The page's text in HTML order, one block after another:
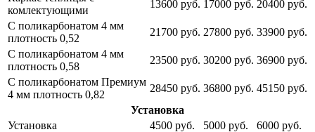
комлектующими
13600 руб. 17000 руб. 20400 руб.
C поликарбонатом 4 мм
плотность 0,52
21700 руб. 27800 руб. 33900 руб.
C поликарбонатом 4 мм
плотность 0,58
23500 руб. 30200 руб. 36900 руб.
C поликарбонатом Премиум
4 мм плотность 0,82
28450 руб. 36800 руб. 45150 руб.
Установка
Установка
4500 руб. 5000 руб.
6000 руб.